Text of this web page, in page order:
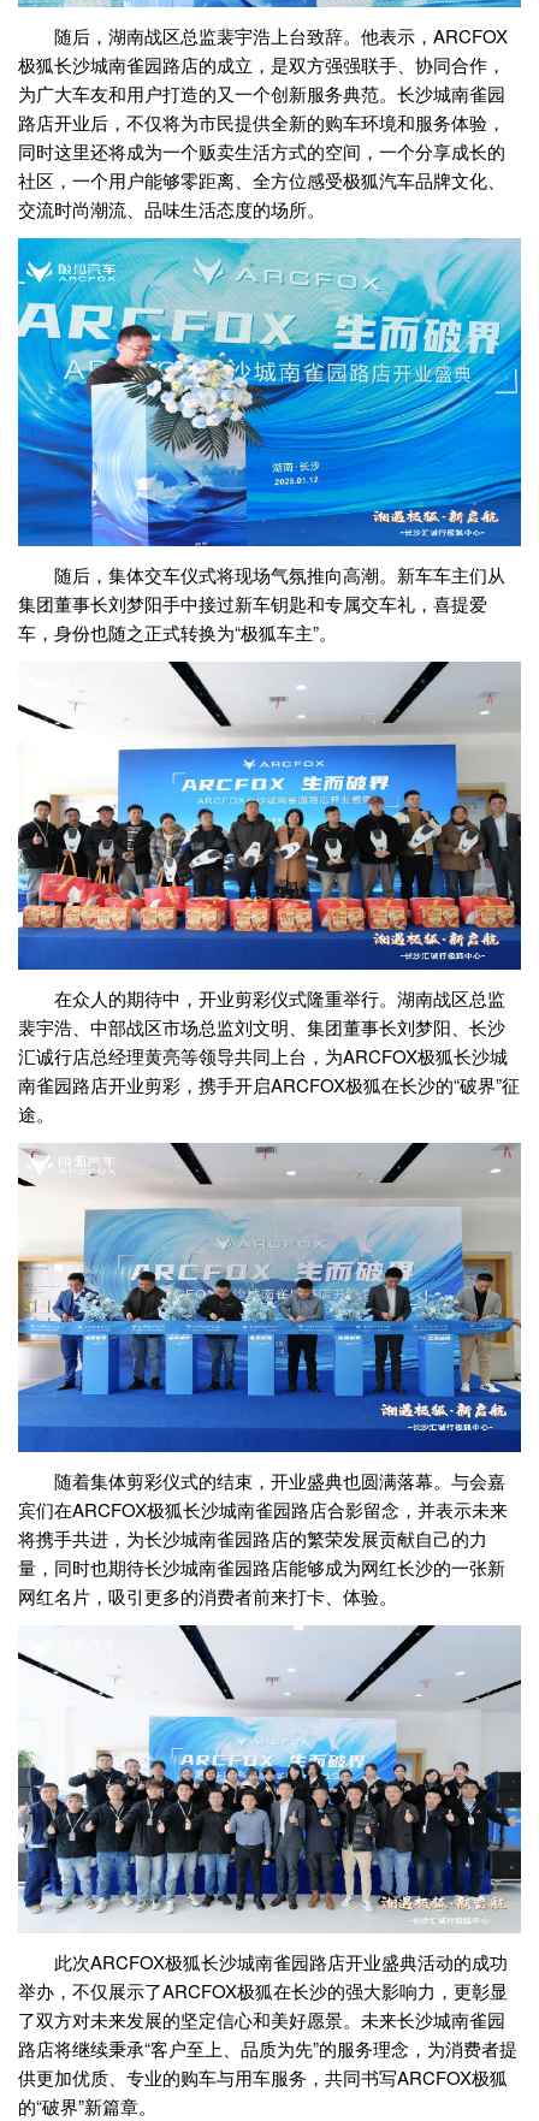
随后，湖南战区总监裴宇浩上台致辞。他表示，ARCFOX
极狐长沙城南雀园路店的成立，是双方强强联手、协同合作，
为广大车友和用户打造的又一个创新服务典范。长沙城南雀园
路店开业后，不仅将为市民提供全新的购车环境和服务体验，
同时这里还将成为一个贩卖生活方式的空间，一个分享成长的
社区，一个用户能够零距离、全方位感受极狐汽车品牌文化、
交流时尚潮流、品味生活态度的场所。
随后，集体交车仪式将现场气氛推向高潮。新车车主们从
集团董事长刘梦阳手中接过新车钥匙和专属交车礼，喜提爱
车，身份也随之正式转换为“极狐车主”。
在众人的期待中，开业剪彩仪式隆重举行。湖南战区总监
裴宇浩、中部战区市场总监刘文明、集团董事长刘梦阳、长沙
汇诚行店总经理黄亮等领导共同上台，为ARCFOX极狐长沙城
南雀园路店开业剪彩，携手开启ARCFOX极狐在长沙的“破界”征
途。
随着集体剪彩仪式的结束，开业盛典也圆满落幕。与会嘉
宾们在ARCFOX极狐长沙城南雀园路店合影留念，并表示未来
将携手共进，为长沙城南雀园路店的繁荣发展贡献自己的力
量，同时也期待长沙城南雀园路店能够成为网红长沙的一张新
网红名片，吸引更多的消费者前来打卡、体验。
此次ARCFOX极狐长沙城南雀园路店开业盛典活动的成功
举办，不仅展示了ARCFOX极狐在长沙的强大影响力，更彰显
了双方对未来发展的坚定信心和美好愿景。未来长沙城南雀园
路店将继续秉承“客户至上、品质为先”的服务理念，为消费者提
供更加优质、专业的购车与用车服务，共同书写ARCFOX极狐
的“破界”新篇章。